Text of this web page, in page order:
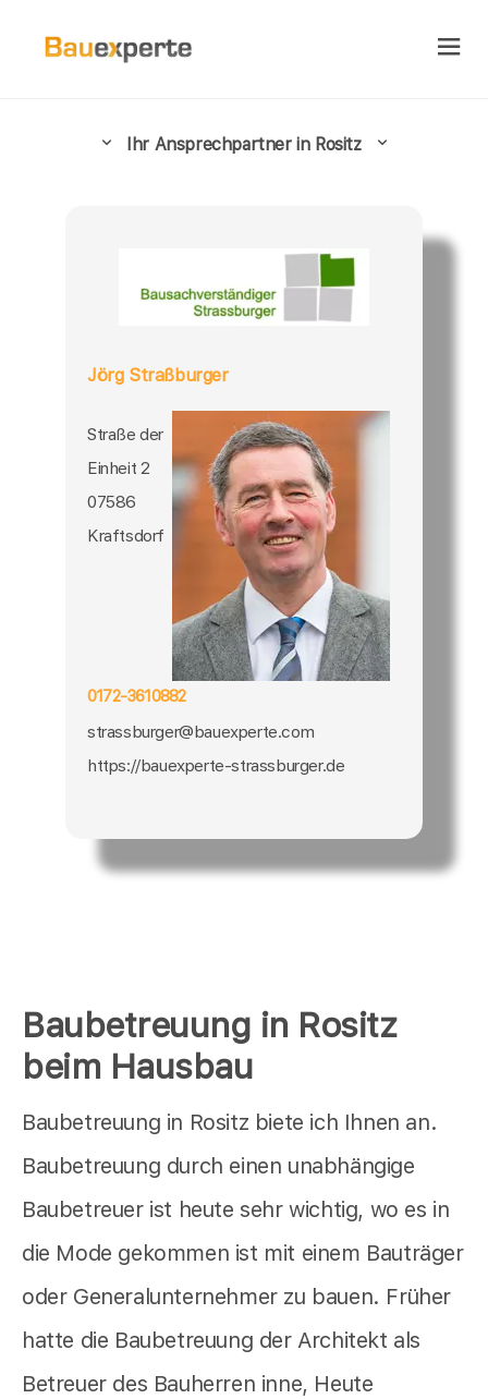
Baubetreuung in Rositz
beim Hausbau
Baubetreuung in Rositz biete ich Ihnen an.
Baubetreuung durch einen unabhängige
Baubetreuer ist heute sehr wichtig, wo es in
die Mode gekommen ist mit einem Bauträger
oder Generalunternehmer zu bauen. Früher
hatte die Baubetreuung der Architekt als
Betreuer des Bauherren inne, Heute
Ihr Ansprechpartner in Rositz
Jörg Straßburger
Straße der
Einheit 2
07586
Kraftsdorf
0172-3610882
strassburger@bauexperte.com
https://bauexperte-strassburger.de